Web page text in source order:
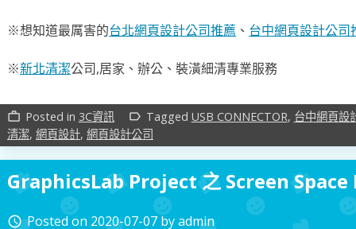
※想知道最厲害的台北網頁設計公司推薦 、 台中網頁設計公司
※新北清潔公司,居家、辦公、裝潢細清專業服務
work_outline Posted in 3C資訊 label_outline Tagged USB CONNECTOR, 台中網頁設
清潔, 網頁設計, 網頁設計公司
GraphicsLab Project 之 Screen
access_time Posted on 2020-07-07 byadmin